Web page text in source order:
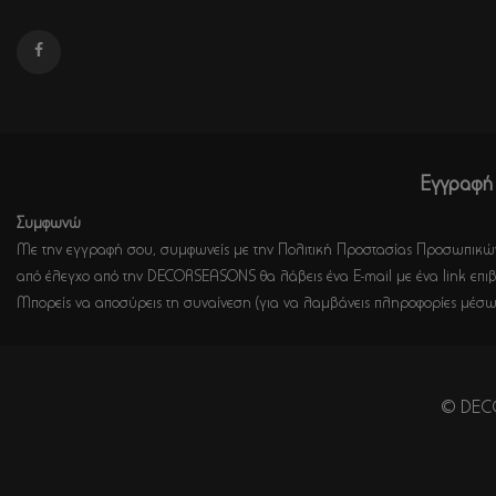
Συμφωνώ
Με την εγγραφή σου, συμφωνείς με την Πολιτική Προστασίας
από έλεγχο από την DECORSEASONS θα λάβεις ένα E-mail με ένα link
Μπορείς να αποσύρεις τη συναίνεση (για να λαμβάνεις πληροφορίες
©